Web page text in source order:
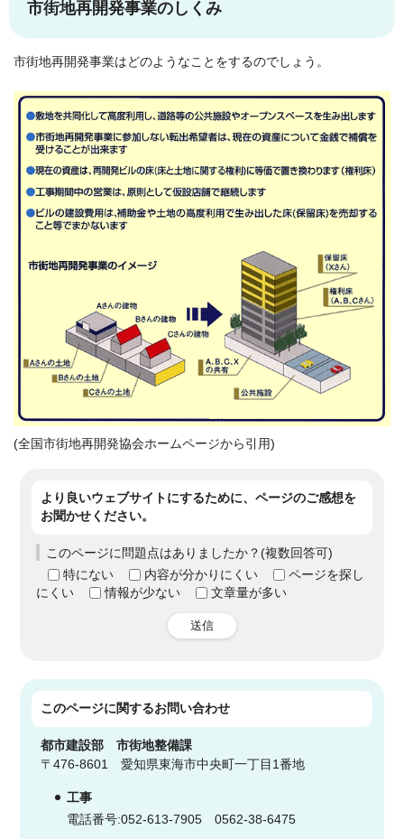
市街地再開発事業のしくみ
市街地再開発事業はどのようなことをするのでしょう。
(全国市街地再開発協会ホームページから引用)
より良いウェブサイトにするために、ページのご感想を
お聞かせください。
このページに問題点はありましたか？(複数回答可)
特にない
内容が分かりにくい
ページを探し
にくい
情報が少ない 文章量が多い
送信
このページに関するお問い合わせ
都市建設部 市街地整備課
〒476-8601 愛知県東海市中央町一丁目1番地
工事
電話番号:052-613-7905 0562-38-6475